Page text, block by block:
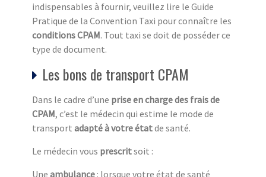
indispensables à fournir, veuillez lire le Guide
Pratique de la Convention Taxi pour connaître les
conditions CPAM. Tout taxi se doit de posséder ce
type de document.
Les bons de transport CPAM
Dans le cadre d’une prise en charge des frais de
CPAM, c’est le médecin qui estime le mode de
transport adapté à votre étatde santé.
Le médecin vous prescritsoit :
Une ambulance : lorsque votre état de santé